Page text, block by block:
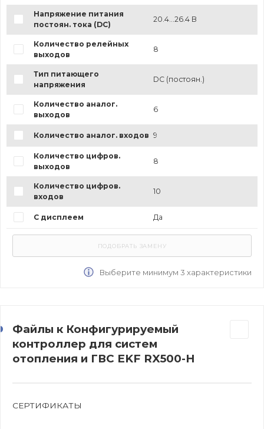
Напряжение питания
постоян. тока (DC)
20.4...26.4 В
Количество релейных
выходов
8
Тип питающего
напряжения
DC (постоян.)
Количество аналог.
выходов
6
Количество аналог. входов 9
Количество цифров.
выходов
8
Количество цифров.
входов
10
С дисплеем Да
Выберите минимум 3 характеристики
Файлы к Конфигурируемый
контроллер для систем
отопления и ГВС EKF RX500-H
СЕРТИФИКАТЫ